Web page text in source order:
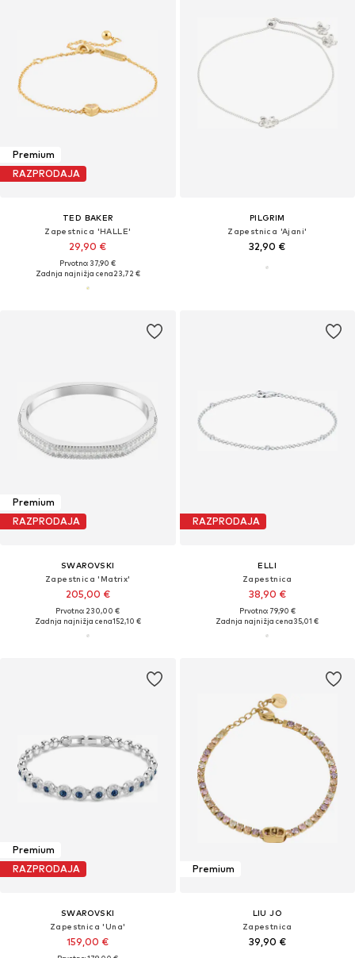
Premium
RAZPRODAJA
TED BAKER
Zapestnica 'HALLE'
29,90 €
Prvotno: 37,90 €
Zadnja najnižja cena23,72 €
PILGRIM
Zapestnica 'Ajani'
32,90 €
Premium
RAZPRODAJA
SWAROVSKI
Zapestnica 'Matrix'
205,00 €
Prvotno: 230,00 €
Zadnja najnižja cena152,10 €
RAZPRODAJA
ELLI
Zapestnica
38,90 €
Prvotno: 79,90 €
Zadnja najnižja cena35,01 €
Premium
RAZPRODAJA
SWAROVSKI
Zapestnica 'Una'
159,00 €
Premium
LIU JO
Zapestnica
39,90 €